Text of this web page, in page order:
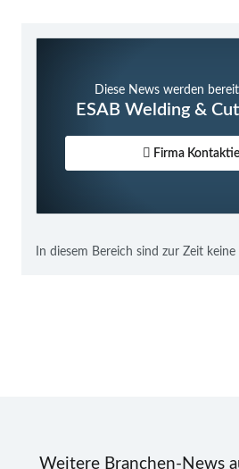
Diese News werden
ESAB Welding &
Firma
In diesem Bereich sind zur Zeit
Weitere Branchen-News